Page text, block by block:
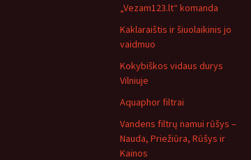
„Vezam123.lt“ komanda
Kaklaraištis ir šiuolaikinis jo
vaidmuo
Kokybiškos vidaus durys
Vilniuje
Aquaphor filtrai
Vandens filtrų namui rūšys –
Nauda, Priežiūra, Rūšys ir
Kainos